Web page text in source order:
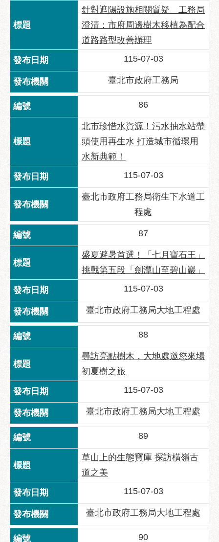
發
包
心
獎
勵
補
助
專
站
導
覽
回
頁
English
台
北
通
台
北
服
務
見
問
答
雙
語
詞
彙
陳
情
系
統
政
針對遮陽設施相關質疑 工務局
澄清：市府周邊樹木移植為配合
道路路型改善辦理
115-07-03
臺北市政府工務局
86
北市珍惜水資源！污水抽水站帶
頭使用再生水 打造城市循環用
水新典範！
115-07-03
臺北市政府工務局衛生下水道工
程處
87
盛夏避暑首選！「七月寶石王」
挑戰第五段「劍潭山至碧山巖」
115-07-03
臺北市政府工務局大地工程處
88
尋訪亮點樹木，大地處邀您來場
初夏樹之旅
115-07-03
臺北市政府工務局大地工程處
89
草山上的生態寶庫 探訪橫嶺古
道之美
115-07-03
臺北市政府工務局大地工程處
90